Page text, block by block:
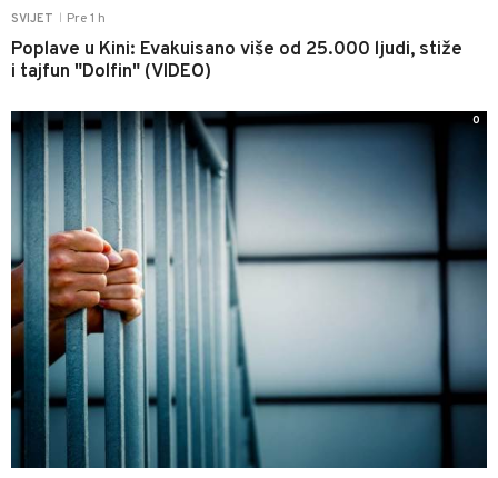
SVIJET Pre 1 h
Poplave u Kini: Evakuisano više od 25.000 ljudi, stiže
i tajfun "Dolfin" (VIDEO)
0